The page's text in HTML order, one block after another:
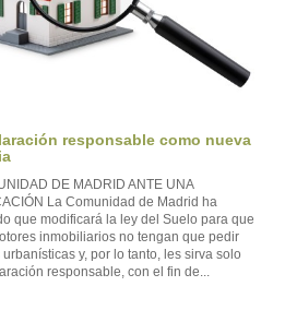
responsable como nueva
DE MADRID ANTE UNA
La Comunidad de Madrid ha
que modificará la ley del Suelo para que
inmobiliarios no tengan que pedir
urbanísticas y, por lo tanto, les sirva solo
responsable, con el fin de...